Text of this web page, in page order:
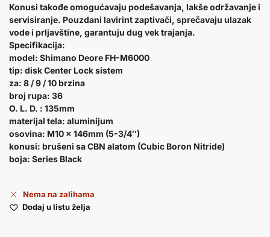
Konusi takođe omogućavaju podešavanja, lakše održavanje i
servisiranje. Pouzdani lavirint zaptivači, sprečavaju ulazak
vode i prljavštine, garantuju dug vek trajanja.
Specifikacija:
model: Shimano Deore FH-M6000
tip: disk Center Lock sistem
za: 8 / 9 / 10 brzina
broj rupa: 36
O. L. D. : 135mm
materijal tela: aluminijum
osovina: M10 x 146mm (5-3/4″)
konusi: brušeni sa CBN alatom (Cubic Boron Nitride)
boja: Series Black
Nema na zalihama
Dodaj u listu želja